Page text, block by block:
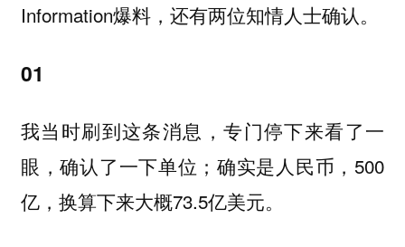
Information爆料，还有两位知情人士确认。
01
我当时刷到这条消息，专门停下来看了一
眼，确认了一下单位；确实是人民币，500
亿，换算下来大概73.5亿美元。